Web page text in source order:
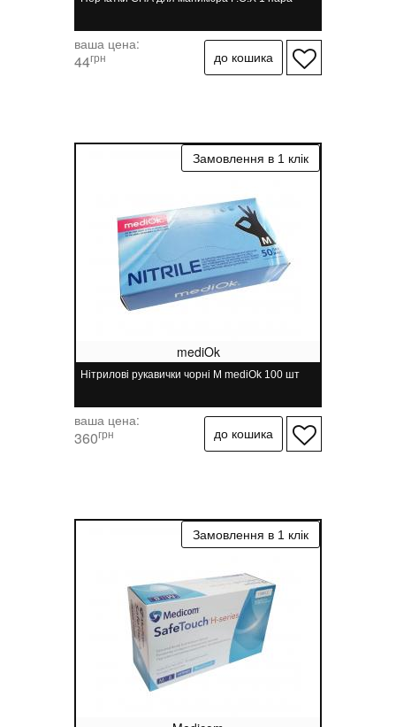
ваша цена:
44грн
mediOk
Нітрилові рукавички чорні M mediOk 100 шт
ваша цена:
360грн